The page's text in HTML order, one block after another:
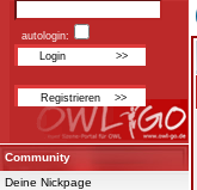
autologin:
Community
Deine Nickpage